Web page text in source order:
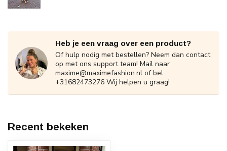
Heb je een vraag over een product?
Of hulp nodig met bestellen? Neem dan contact
op met ons support team! Mail naar
maxime@maximefashion.nl of bel
+31682473276 Wij helpen u graag!
Recent bekeken